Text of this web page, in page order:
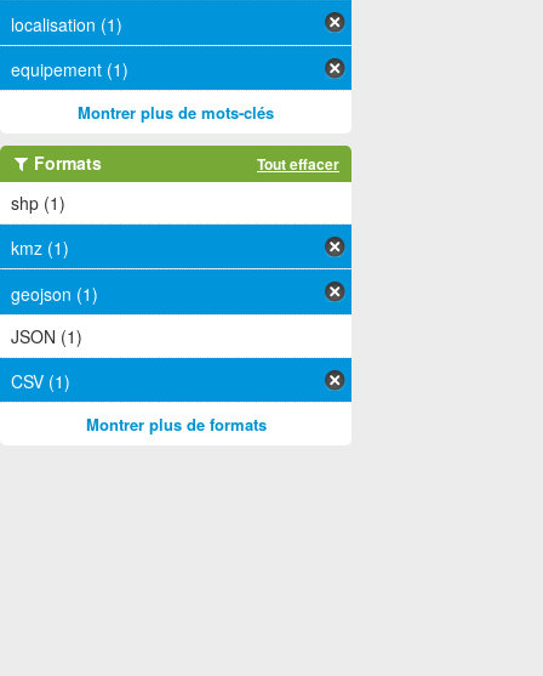
localisation (1)
equipement (1)
Montrer plus de mots-clés
Formats Tout effacer
shp (1)
kmz (1)
geojson (1)
JSON (1)
CSV (1)
Montrer plus de formats